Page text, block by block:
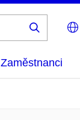
Zaměstnanci